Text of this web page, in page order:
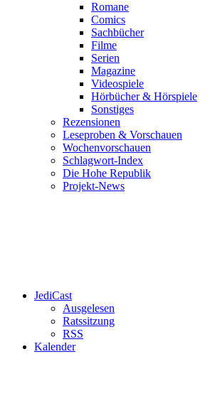
Romane
Comics
Sachbücher
Filme
Serien
Magazine
Videospiele
Hörbücher & Hörspiele
Sonstiges
Rezensionen
Leseproben & Vorschauen
Wochenvorschauen
Schlagwort-Index
Die Hohe Republik
Projekt-News
JediCast
Ausgelesen
Ratssitzung
RSS
Kalender